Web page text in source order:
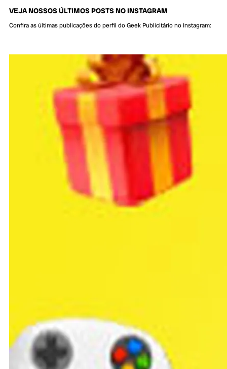
VEJA NOSSOS ÚLTIMOS POSTS NO INSTAGRAM
Confira as últimas publicações do perfil do Geek Publicitário no Instagram: